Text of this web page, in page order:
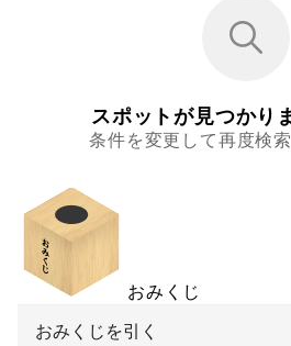
スポットが見つかり
条件を変更して再度検
おみくじ
おみくじを引く